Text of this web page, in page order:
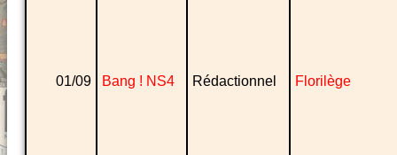
01/09 Bang ! NS4 Rédactionnel Florilège